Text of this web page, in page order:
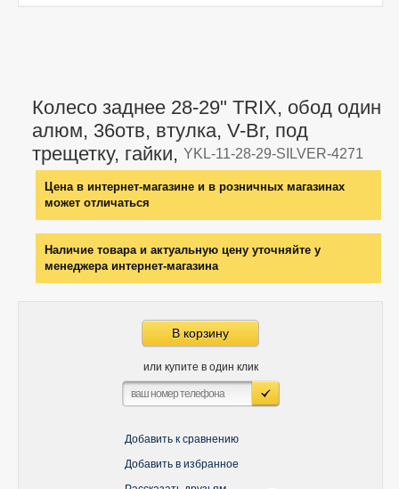
Колесо заднее 28-29" TRIX, обод один
алюм, 36отв, втулка, V-Br, под
трещетку, гайки, YKL-11-28-29-SILVER-4271
Цена в интернет-магазине и в розничных магазинах
может отличаться
Наличие товара и актуальную цену уточняйте у
менеджера интернет-магазина
В корзину
или купите в один клик
Добавить к сравнению
Добавить в избранное